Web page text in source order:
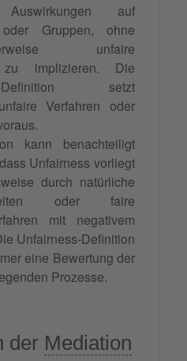
auf
Gruppen, ohne
unfaire
zu implizieren. Die
Definition setzt
Verfahren oder
kann benachteiligt
Unfairness vorliegt
durch natürliche
oder faire
mit negativem
Unfairness-Definition
eine Bewertung der
Prozesse.
der Mediation